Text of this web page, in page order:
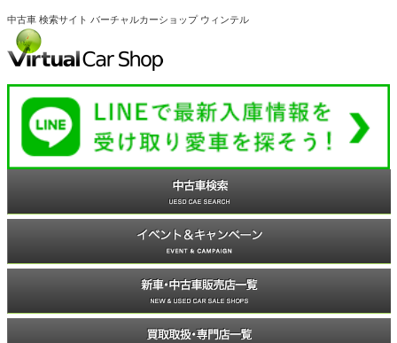
中古車 検索サイト バーチャルカーショップ ウィンテル